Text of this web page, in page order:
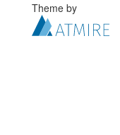
Theme by